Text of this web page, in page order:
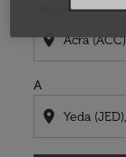
Desde
location_on
A
location_on